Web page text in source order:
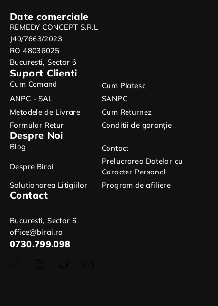
Date comerciale
REMEDY CONCEPT S.R.L
J40/7663/2023
RO 48036025
Bucuresti, Sector 6
Suport Clienti
Cum Comand
Cum Platesc
ANPC - SAL
SANPC
Metodele de Livrare
Cum Returnez
Formular Retur
Conditii de garanție
Despre Noi
Blog
Contact
Despre Birai
Prelucrarea Datelor cu
Caracter Personal
Solutionarea Litigiilor
Program de afiliere
Contact
Bucuresti, Sector 6
office@birai.ro
0730.799.098